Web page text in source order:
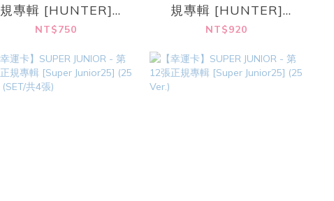
規專輯 [HUNTER]
(Package A Ver.)
NT$750
規專輯 [HUNTER]
(Package B Ver.)
NT$920